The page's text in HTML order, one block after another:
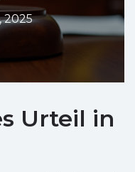
2025
Urteil in